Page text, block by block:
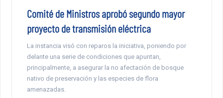
Comité de Ministros aprobó segundo mayor
proyecto de transmisión eléctrica
La instancia visó con reparos la iniciativa, poniendo por
delante una serie de condiciones que apuntan,
principalmente, a asegurar la no afectación de bosque
nativo de preservación y las especies de flora
amenazadas.